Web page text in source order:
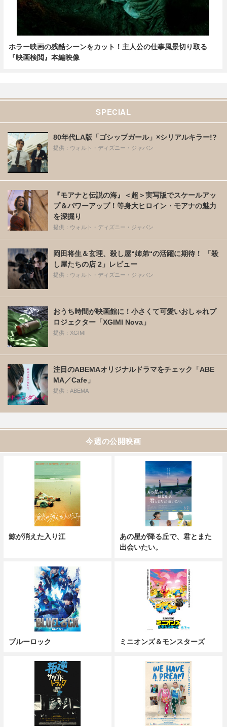
ホラー映画の残酷シーンをカット！主人公の仕事風景切り取る
『映画検閲』本編映像
SPECIAL
80年代LA版「ゴシップガール」×シリアルキラー!?
提供：ウォルト・ディズニー・ジャパン
『モアナと伝説の海』＜超＞実写版でスケールアッ
プ＆パワーアップ！等身大ヒロイン・モアナの魅力
を深掘り
提供：ウォルト・ディズニー・ジャパン
岡田将生＆玄理、殺し屋“姉弟“の活躍に期待！ 「殺
し屋たちの店 2」レビュー
提供：ウォルト・ディズニー・ジャパン
おうち時間が映画館に！小さくて可愛いおしゃれプ
ロジェクター「XGIMI Nova」
提供：XGIMI
注目のABEMAオリジナルドラマをチェック「ABE
MA／Cafe」
提供：ABEMA
今週の公開映画
鯨が消えた入り江
あの星が降る丘で、君とまた
出会いたい。
ブルーロック ミニオンズ＆モンスターズ